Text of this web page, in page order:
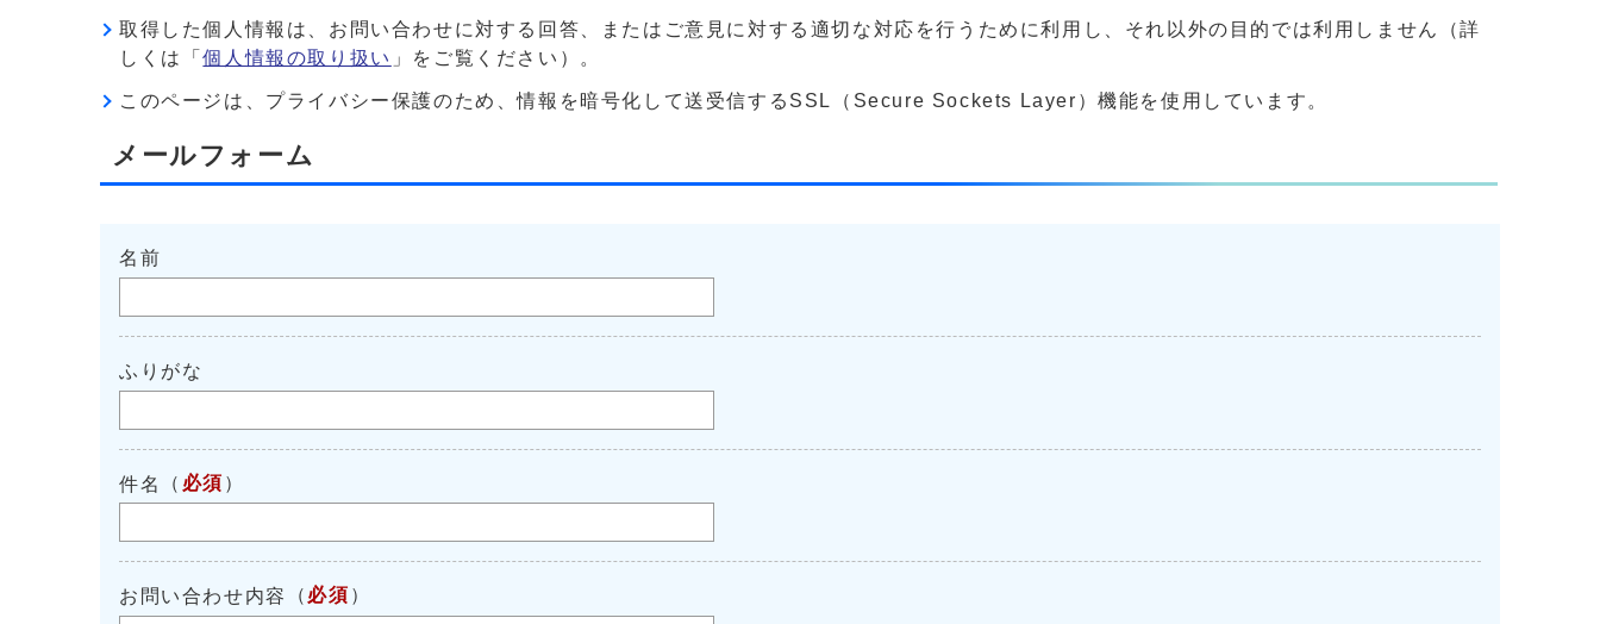
取得した個人情報は、お問い合わせに対する回答、またはご意見に対する適切な対応を行うために利用し、それ以外の目的では利用しません（詳
しくは「個人情報の取り扱い 」をご覧ください）。
このページは、プライバシー保護のため、情報を暗号化して送受信するSSL（Secure Sockets Layer）機能を使用しています。
メールフォーム
名前
ふりがな
件名 （ 必須 ）
お問い合わせ内容 （ 必須 ）